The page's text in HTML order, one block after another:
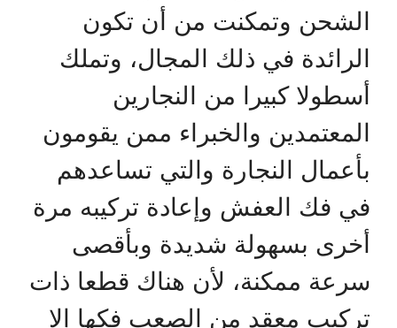
الشحن وتمكنت من أن تكون
الرائدة في ذلك المجال، وتملك
أسطولا كبيرا من النجارين
المعتمدين والخبراء ممن يقومون
بأعمال النجارة والتي تساعدهم
في فك العفش وإعادة تركيبه مرة
أخرى بسهولة شديدة وبأقصى
سرعة ممكنة، لأن هناك قطعا ذات
تركيب معقد من الصعب فكها إلا